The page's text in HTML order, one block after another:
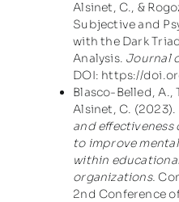
Alsinet, C., &
Subjective and
with the Dark
Analysis. Journal
DOI: https://
Blasco-Belled, A.,
Alsinet, C. (2023).
and
to improve
within
organizations.
2nd Conference